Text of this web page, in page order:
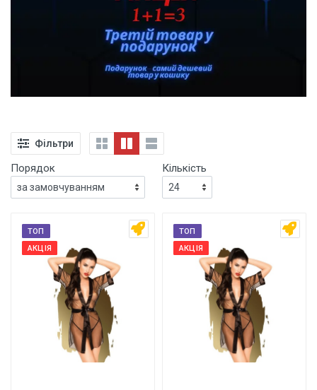
Фільтри
Порядок Кількість
ТОП
АКЦІЯ
ТОП
АКЦІЯ